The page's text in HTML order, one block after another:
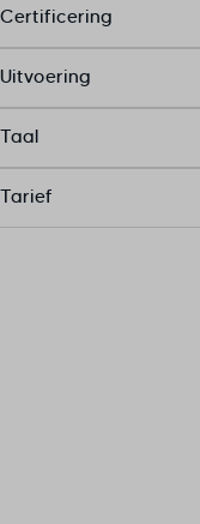
Certificering
Uitvoering
Taal
Tarief